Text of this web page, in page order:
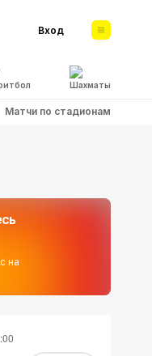
Шахматы
Вход
Матчи по стадионам
на